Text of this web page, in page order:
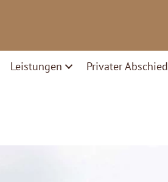
Leistungen Privater Abschied